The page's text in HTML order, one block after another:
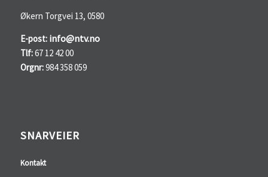
Økern Torgvei 13, 0580
E-post: info@ntv.no
Tlf:67 12 42 00
Orgnr:984 358 059
SNARVEIER
Kontakt